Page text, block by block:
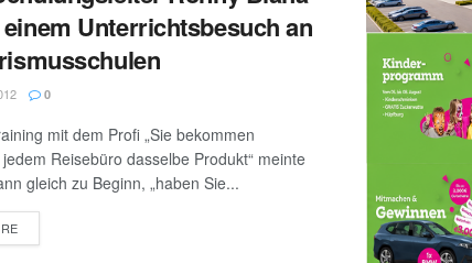
Unterrichtsbesuch an
0
mit dem Profi „Sie bekommen
Reisebüro dasselbe Produkt“ meinte
gleich zu Beginn, „haben Sie...
DETAILS